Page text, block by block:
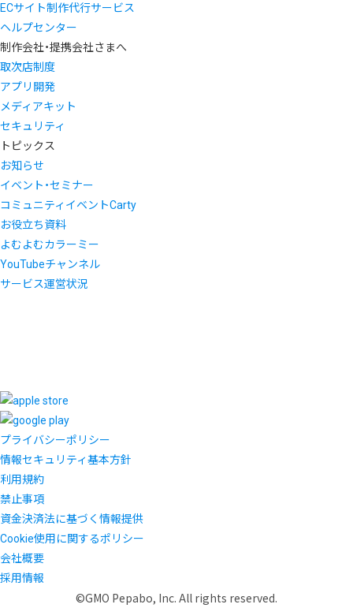
ECサイト制作代行サービス
ヘルプセンター
制作会社・提携会社さまへ
取次店制度
アプリ開発
メディアキット
セキュリティ
トピックス
お知らせ
イベント・セミナー
コミュニティイベントCarty
お役立ち資料
よむよむカラーミー
YouTubeチャンネル
サービス運営状況
プライバシーポリシー
情報セキュリティ基本方針
利用規約
禁止事項
資金決済法に基づく情報提供
Cookie使用に関するポリシー
会社概要
採用情報
©GMO Pepabo, Inc. All rights reserved.